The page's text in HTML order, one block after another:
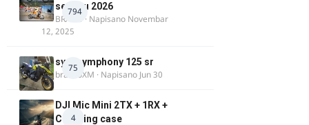
794
sezonu 2026
BRACO · Napisano Novembar
12, 2025
75
sym symphony 125 sr
brankoXM · Napisano Jun 30
4
DJI Mic Mini 2TX + 1RX +
Charging case